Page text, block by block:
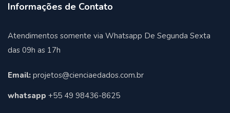
Informações de Contato
Atendimentos somente via Whatsapp De Segunda Sexta
das 09h as 17h
Email: projetos@cienciaedados.com.br
whatsapp +55 49 98436-8625